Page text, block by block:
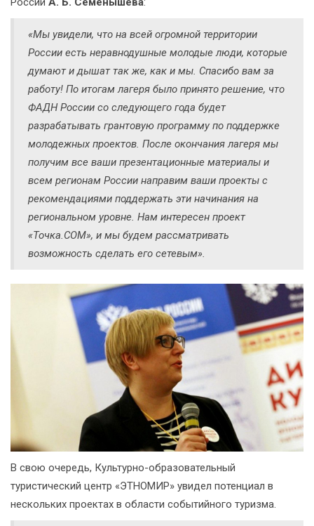
«Мы увидели, что на всей огромной территории
России есть неравнодушные молодые люди, которые
думают и дышат так же, как и мы. Спасибо вам за
работу! По итогам лагеря было принято решение, что
ФАДН России со следующего года будет
разрабатывать грантовую программу по поддержке
молодежных проектов. После окончания лагеря мы
получим все ваши презентационные материалы и
всем регионам России направим ваши проекты с
рекомендациями поддержать эти начинания на
региональном уровне. Нам интересен проект
«Точка.СОМ», и мы будем рассматривать
возможность сделать его сетевым».
В свою очередь, Культурно-образовательный
туристический центр «ЭТНОМИР» увидел потенциал в
нескольких проектах в области событийного туризма.